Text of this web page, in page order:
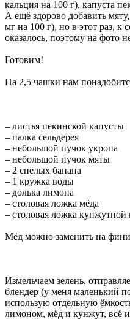
кальция на 100 г), капуста
А ещё здорово добавить
мг на 100 г), но в этот раз, к
оказалось, поэтому на фото
Готовим!
На 2,5 чашки нам
– листья пекинской капусты
– палка сельдерея
– небольшой пучок укропа
– небольшой пучок мяты
– 2 спелых банана
– 1 кружка воды
– долька лимона
– столовая ложка мёда
– столовая ложка кунжутной
Мёд можно заменить на
Измельчаем зелень,
блендер (у меня маленький
использую отдельную
лимоном, мёд и кунжут, всё